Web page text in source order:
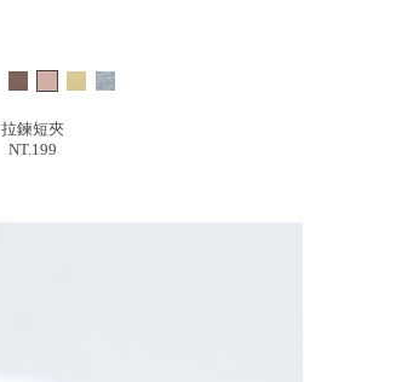
拉鍊短夾
NT.199